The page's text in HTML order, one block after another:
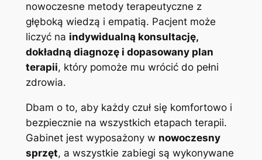
nowoczesne metody terapeutyczne z
głęboką wiedzą i empatią. Pacjent może
liczyć na indywidualną konsultację,
dokładną diagnozę i dopasowany plan
terapii, który pomoże mu wrócić do pełni
zdrowia.
Dbam o to, aby każdy czuł się komfortowo i
bezpiecznie na wszystkich etapach terapii.
Gabinet jest wyposażony w nowoczesny
sprzęt, a wszystkie zabiegi są wykonywane